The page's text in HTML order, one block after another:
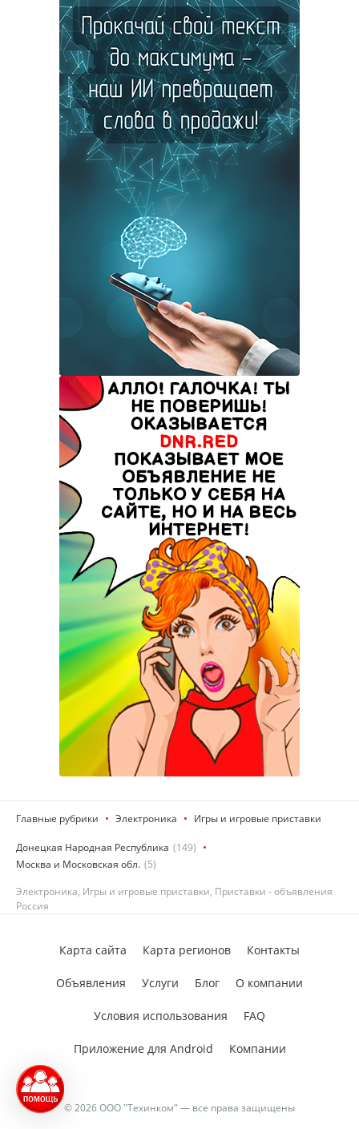
Главные рубрики Электроника Игры и игровые приставки
Донецкая Народная Республика (149)
Москва и Московская обл. (5)
Электроника, Игры и игровые приставки, Приставки - объявления
Россия
© 2026 ООО "Техинком" — все права защищены
Карта сайта Карта регионов Контакты
Объявления Услуги Блог О компании
Условия использования FAQ
Приложение для Android Компании